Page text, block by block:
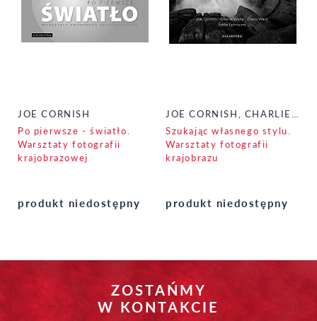
JOE CORNISH
Po pierwsze - światło.
Warsztaty fotografii
krajobrazowej
produkt niedostępny
Szukając własnego stylu.
Warsztaty fotografii
krajobrazu
produkt niedostępny
ZOSTAŃMY
W KONTAKCIE